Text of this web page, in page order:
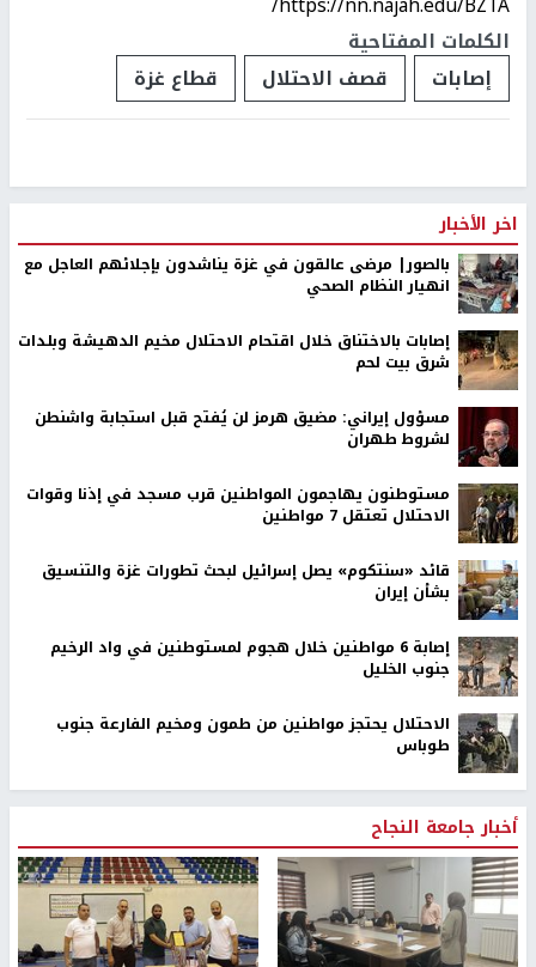
الكلمات المفتاحية
إصابات
قصف الاحتلال قطاع غزة
اخر الأخبار
بالصور| مرضى عالقون في غزة يناشدون بإجلائهم العاجل مع
انهيار النظام الصحي
إصابات بالاختناق خلال اقتحام الاحتلال مخيم الدهيشة وبلدات
شرق بيت لحم
مسؤول إيراني: مضيق هرمز لن يُفتح قبل استجابة واشنطن
لشروط طهران
مستوطنون يهاجمون المواطنين قرب مسجد في إذنا وقوات
الاحتلال تعتقل 7 مواطنين
قائد «سنتكوم» يصل إسرائيل لبحث تطورات غزة والتنسيق
بشأن إيران
إصابة 6 مواطنين خلال هجوم لمستوطنين في واد الرخيم
جنوب الخليل
الاحتلال يحتجز مواطنين من طمون ومخيم الفارعة جنوب
طوباس
أخبار جامعة النجاح